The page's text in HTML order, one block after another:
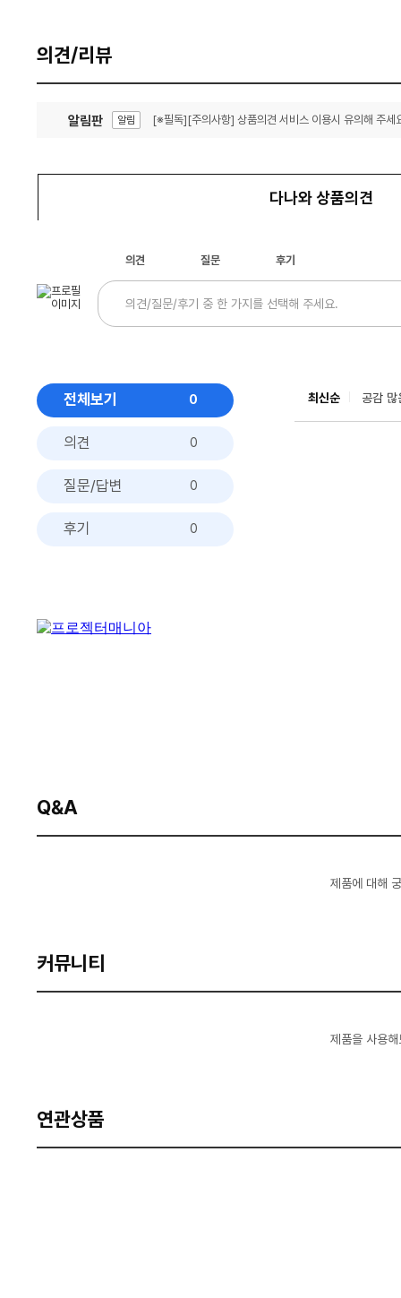
의견/리뷰
알림판 알림 [※필독][주의사항] 상품의견 서비스 이용시 유의해 주세
다나와 상품의견
의견 질문 후기
전체보기 0
의견 0
질문/답변 0
후기 0
최신순 공감 많
Q&A
제품에 대해
커뮤니티
제품을 사용
연관상품